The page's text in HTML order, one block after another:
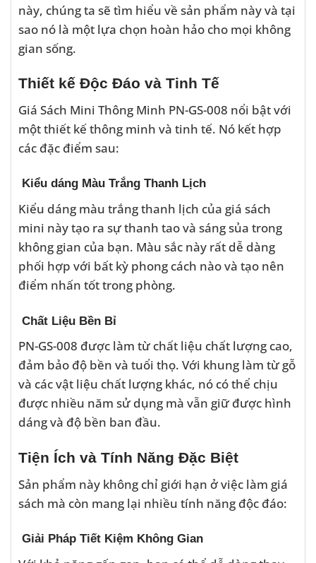
này, chúng ta sẽ tìm hiểu về sản phẩm này và tại
sao nó là một lựa chọn hoàn hảo cho mọi không
gian sống.
Thiết kế Độc Đáo và Tinh Tế
Giá Sách Mini Thông Minh PN-GS-008 nổi bật với
một thiết kế thông minh và tinh tế. Nó kết hợp
các đặc điểm sau:
Kiểu dáng Màu Trắng Thanh Lịch
Kiểu dáng màu trắng thanh lịch của giá sách
mini này tạo ra sự thanh tao và sáng sủa trong
không gian của bạn. Màu sắc này rất dễ dàng
phối hợp với bất kỳ phong cách nào và tạo nên
điểm nhấn tốt trong phòng.
Chất Liệu Bền Bỉ
PN-GS-008 được làm từ chất liệu chất lượng cao,
đảm bảo độ bền và tuổi thọ. Với khung làm từ gỗ
và các vật liệu chất lượng khác, nó có thể chịu
được nhiều năm sử dụng mà vẫn giữ được hình
dáng và độ bền ban đầu.
Tiện Ích và Tính Năng Đặc Biệt
Sản phẩm này không chỉ giới hạn ở việc làm giá
sách mà còn mang lại nhiều tính năng độc đáo:
Giải Pháp Tiết Kiệm Không Gian